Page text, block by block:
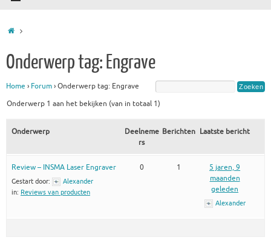
Home
Onderwerp tag: Engrave
Home › Forum›Onderwerp tag: Engrave
Onderwerp 1 aan het bekijken (van in totaal 1)
Onderwerp
Deelneme
rs
Berichten Laatste bericht
Review – INSMA Laser Engraver
Gestart door:
Alexander
in: Reviews van producten
0 1
5 jaren, 9
maanden
geleden
Alexander